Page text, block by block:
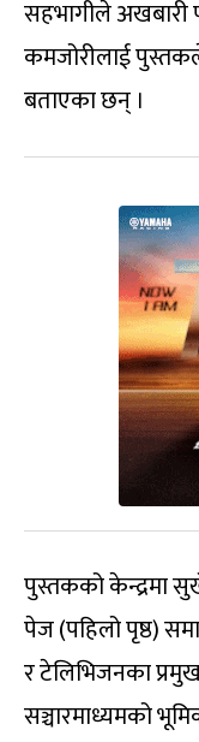
सहभागीले अखबारी
कमजोरीलाई
बताएका छन् ।
पुस्तकको केन्द्रमा
पेज (पहिलो पृष्ठ)
र टेलिभिजनका
सञ्चारमाध्यमको